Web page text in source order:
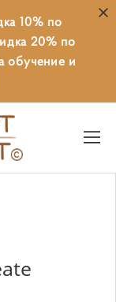
10% по
20% по
обучение и